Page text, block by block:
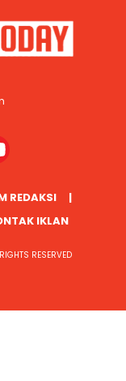
REDAKSI
IKLAN
RESERVED